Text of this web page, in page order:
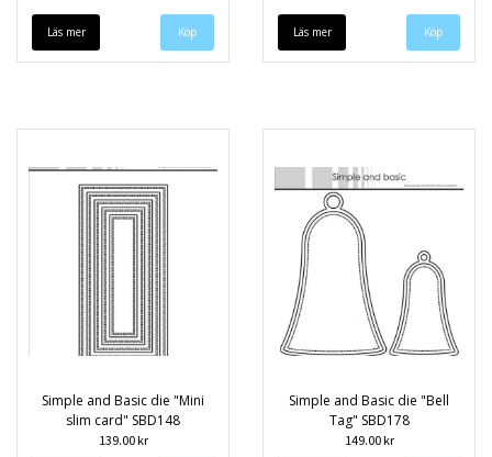
Läs mer Läs mer
Simple and Basic die "Mini
slim card" SBD148
139.00 kr
Simple and Basic die "Bell
Tag" SBD178
149.00 kr